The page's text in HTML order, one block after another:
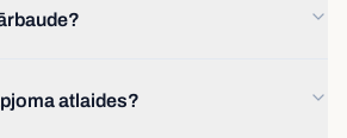
atlaides?